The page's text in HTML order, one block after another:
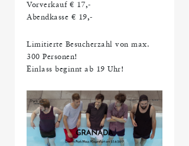
Vorverkauf € 17,-
Abendkasse € 19,-
Limitierte Besucherzahl von max.
300 Personen!
Einlass beginnt ab 19 Uhr!